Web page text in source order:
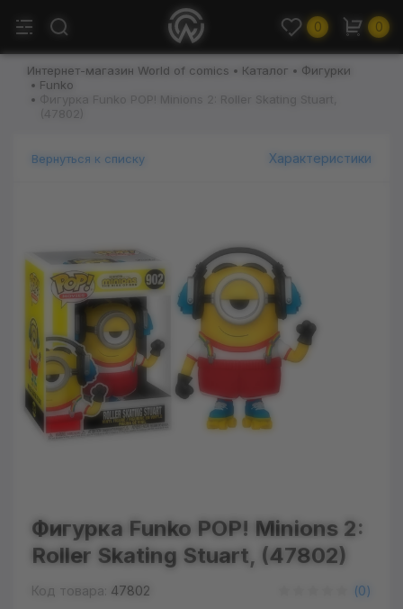
0 0
Интернет-магазин World of comics Каталог
Фигурки
Funko
Фигурка Funko POP! Minions 2: Roller Skating Stuart,
Вернуться к списку Характеристики
Фигурка Funko POP! Minions 2:
Roller Skating Stuart, (47802)
Код товара: 47802 (0)